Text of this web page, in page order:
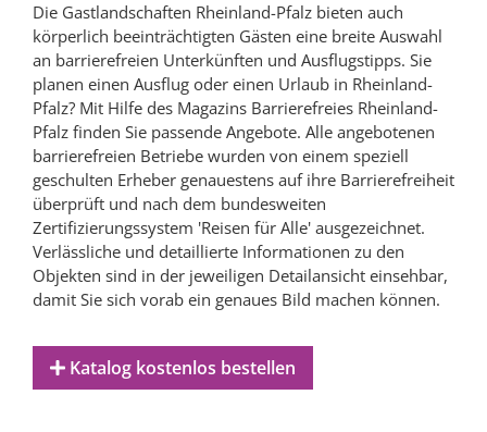
Die Gastlandschaften Rheinland-Pfalz bieten auch
körperlich beeinträchtigten Gästen eine breite Auswahl
an barrierefreien Unterkünften und Ausflugstipps. Sie
planen einen Ausflug oder einen Urlaub in Rheinland-
Pfalz? Mit Hilfe des Magazins Barrierefreies Rheinland-
Pfalz finden Sie passende Angebote. Alle angebotenen
barrierefreien Betriebe wurden von einem speziell
geschulten Erheber genauestens auf ihre Barrierefreiheit
überprüft und nach dem bundesweiten
Zertifizierungssystem 'Reisen für Alle' ausgezeichnet.
Verlässliche und detaillierte Informationen zu den
Objekten sind in der jeweiligen Detailansicht einsehbar,
damit Sie sich vorab ein genaues Bild machen können.
Katalog kostenlos bestellen